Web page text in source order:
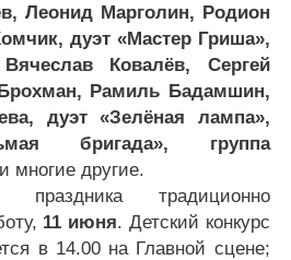
Леонид Марголин, Родион
дуэт «Мастер Гриша»,
Ковалёв, Сергей
Рамиль Бадамшин,
дуэт «Зелёная лампа»,
бригада», группа
и многие другие.
праздника традиционно
11 июня. Детский конкурс
в 14.00 на Главной сцене;